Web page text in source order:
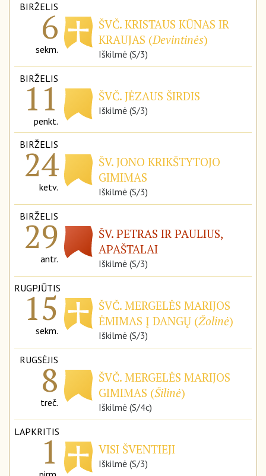
BIRŽELIS
6
sekm.
ŠVČ. KRISTAUS KŪNAS IR
KRAUJAS (Devintinės)
Iškilmė (S/3)
BIRŽELIS
11
penkt.
ŠVČ. JĖZAUS ŠIRDIS
Iškilmė (S/3)
BIRŽELIS
24
ketv.
ŠV. JONO KRIKŠTYTOJO
GIMIMAS
Iškilmė (S/3)
BIRŽELIS
29
antr.
ŠV. PETRAS IR PAULIUS,
APAŠTALAI
Iškilmė (S/3)
RUGPJŪTIS
15
sekm.
ŠVČ. MERGELĖS MARIJOS
ĖMIMAS Į DANGŲ (Žolinė)
Iškilmė (S/3)
RUGSĖJIS
8
treč.
ŠVČ. MERGELĖS MARIJOS
GIMIMAS (Šilinė)
Iškilmė (S/4c)
LAPKRITIS
1 VISI ŠVENTIEJI
Iškilmė (S/3)